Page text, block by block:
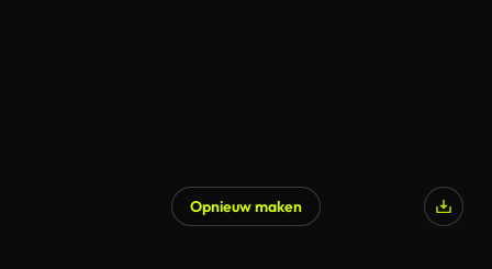
Opnieuw maken